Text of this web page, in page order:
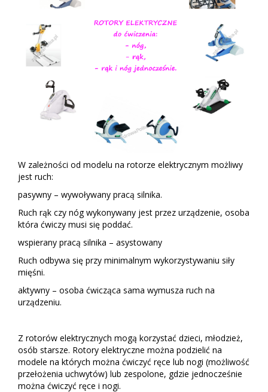
W zależności od modelu na rotorze elektrycznym możliwy
jest ruch:
pasywny – wywoływany pracą silnika.
Ruch rąk czy nóg wykonywany jest przez urządzenie, osoba
która ćwiczy musi się poddać.
wspierany pracą silnika – asystowany
Ruch odbywa się przy minimalnym wykorzystywaniu siły
mięśni.
aktywny – osoba ćwicząca sama wymusza ruch na
urządzeniu.
Z rotorów elektrycznych mogą korzystać dzieci, młodzież,
osób starsze. Rotory elektryczne można podzielić na
modele na których można ćwiczyć ręce lub nogi (możliwość
przełożenia uchwytów) lub zespolone, gdzie jednocześnie
można ćwiczyć ręce i nogi.